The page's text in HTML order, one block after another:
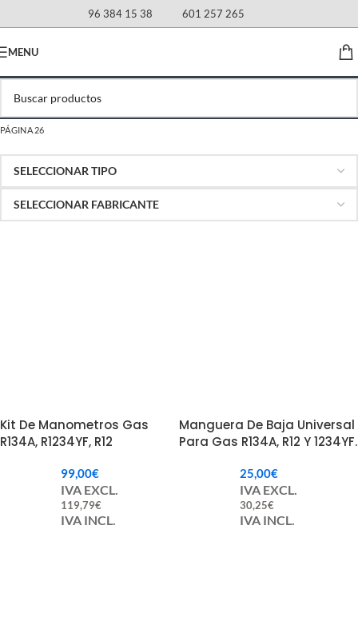
96 384 15 38 601 257 265
MENU
PÁGINA 26
Kit De Manometros Gas
R134A, R1234YF, R12
99,00€
IVA EXCL.
119,79€
IVA INCL.
Manguera De Baja Universal
Para Gas R134A, R12 Y 1234YF.
25,00€
IVA EXCL.
30,25€
IVA INCL.